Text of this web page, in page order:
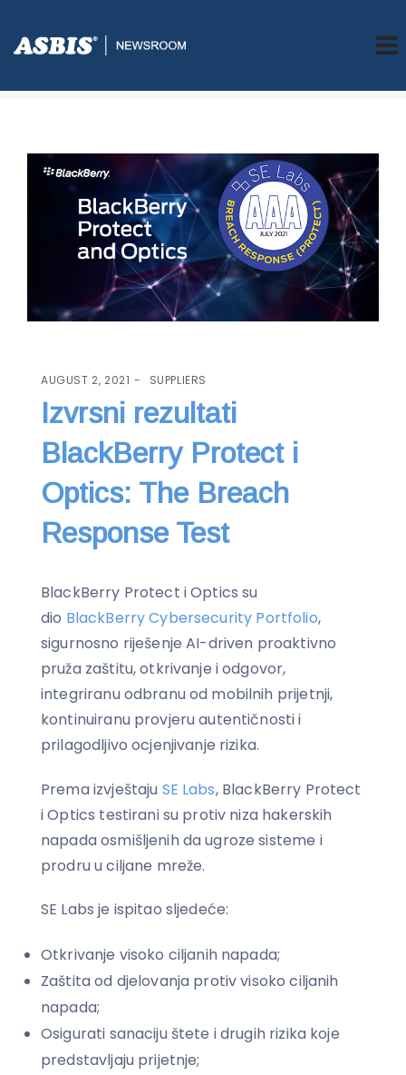
ASBIS.BA>SUPPLIERS> IZVRSNI REZULTATI BLACKBERRY PROTECT I
OPTICS: THE BREACH RESPONSE TEST
AUGUST 2, 2021 SUPPLIERS
Izvrsni rezultati
BlackBerry Protect i
Optics: The Breach
Response Test
BlackBerry Protect i Optics su
dio BlackBerry Cybersecurity Portfolio,
sigurnosno riješenje AI-driven proaktivno
pruža zaštitu, otkrivanje i odgovor,
integriranu odbranu od mobilnih prijetnji,
kontinuiranu provjeru autentičnosti i
prilagodljivo ocjenjivanje rizika.
Prema izvještaju SE Labs, BlackBerry Protect
i Optics testirani su protiv niza hakerskih
napada osmišljenih da ugroze sisteme i
prodru u ciljane mreže.
SE Labs je ispitao sljedeće:
Otkrivanje visoko ciljanih napada;
Zaštita od djelovanja protiv visoko ciljanih
napada;
Osigurati sanaciju štete i drugih rizika koje
predstavljaju prijetnje;